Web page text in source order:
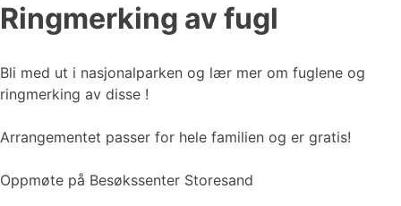
Ringmerking av fugl
Bli med ut i nasjonalparken og lær mer om fuglene og
ringmerking av disse !
Arrangementet passer for hele familien og er gratis!
Oppmøte på Besøkssenter Storesand